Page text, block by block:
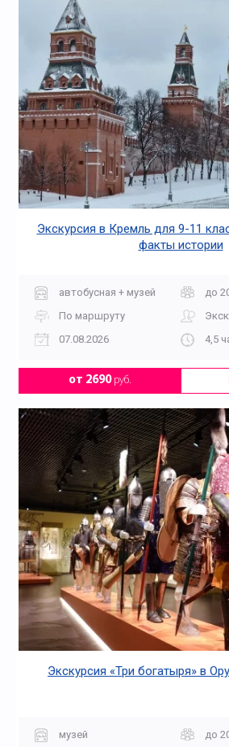
Экскурсия в Кремль для 9-11
факты истории
автобусная + музей
до
По маршруту
07.08.2026
4,5
от 2690руб.
Экскурсия «Три богатыря» в
музей
до